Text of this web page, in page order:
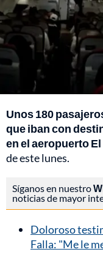
Unos 180
que iban con
en el aeropuerto
de este lunes.
Síganos en nuestro
noticias de mayor
Doloroso
Falla: "Me le